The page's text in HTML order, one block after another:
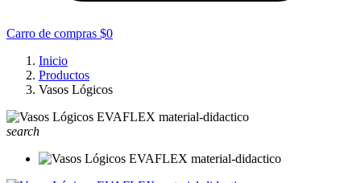
Carro de compras $0
Inicio
Productos
Vasos Lógicos
search